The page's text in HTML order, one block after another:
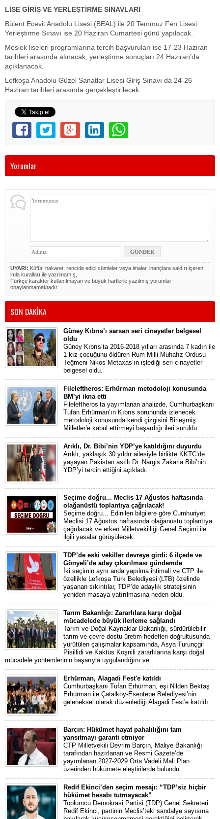
LİSE GİRİŞ VE YERLEŞTİRME SINAVLARI
Bülent Ecevit Anadolu Lisesi (BEAL) ile 20 Temmuz Fen Lisesi
Yerleştirme Sınavı ise 20 Haziran Cumartesi günü yapılacak.
Meslek liseleri programlarına tercih başvuruları ise 17-23 Haziran
tarihleri arasında alınacak, yerleştirme sonuçları 24 Haziran’da
açıklanacak.
Lefkoşa Anadolu Güzel Sanatlar Lisesi Giriş Sınavı da 24-26
Haziran tarihleri arasında gerçekleştirilecek.
Yorumlar
UYARI: Küfür, hakaret, rencide edici cümleler veya imalar, inançlara saldırı içeren,
imla kuralları ile yazılmamış,
Türkçe karakter kullanılmayan ve büyük harflerle yazılmış yorumlar
onaylanmamaktadır.
SON DAKİKA
Güney Kıbrıs’ı sarsan seri cinayetler belgesel
oldu
Güney Kıbrıs’ta 2016-2018 yılları arasında 7 kadın ile
1 kız çocuğunu öldüren Rum Milli Muhafız Ordusu
Teğmeni Nikos Metaxas’ın işlediği seri cinayetler
belgesel oldu.
Fileleftheros: Erhürman metodoloji konusunda
BM’yi ikna etti
Fileleftheros’ta yayımlanan analizde, Cumhurbaşkanı
Tufan Erhürman’ın Kıbrıs sorununda izlenecek
metodoloji konusunda kendi çizgisini Birleşmiş
Milletler’e kabul ettirmeyi başardığı ileri sürüldü.
Arıklı, Dr. Bibi’nin YDP’ye katıldığını duyurdu
Arıklı, yaklaşık 30 yıldır ailesiyle birlikte KKTC’de
yaşayan Pakistan asıllı Dr. Nargis Zakaria Bibi’nin
YDP’yi tercih ettiğini açıkladı.
Seçime doğru... Meclis 17 Ağustos haftasında
olağanüstü toplantıya çağrılacak!
Seçime doğru... Edinilen bilgilere göre Cumhuriyet
Meclisi 17 Ağustos haftasında olağanüstü toplantıya
çağrılacak ve erken Milletvekilliği Genel Seçimi ile
ilgili yasalar görüşülecek.
TDP’de eski vekiller devreye girdi: 6 ilçede ve
Gönyeli’de aday çıkarılması gündemde
İki seçimin aynı anda yapılma ihtimali ve CTP ile
özellikle Lefkoşa Türk Belediyesi (LTB) özelinde
yaşanan sıkıntılar, TDP’de adaylık stratejisinin
yeniden masaya yatırılmasına neden oldu.
Tarım Bakanlığı: Zararlılara karşı doğal
mücadelede büyük ilerleme sağlandı
Tarım ve Doğal Kaynaklar Bakanlığı, sürdürülebilir
tarım ve çevre dostu üretim hedefleri doğrultusunda
yürütülen çalışmalar kapsamında, Asya Turunçgil
Pisillidi ve Kaktüs Koşnili zararlılarına karşı doğal
mücadele yöntemlerinin başarıyla uygulandığını ve
Erhürman, Alagadi Fest'e katıldı
Cumhurbaşkanı Tufan Erhürman, eşi Nilden Bektaş
Erhürman ile Çatalköy-Esentepe Belediyesi’nin
geleneksel olarak düzenlediği Alagadi Fest'e katıldı.
Barçın: Hükümet hayat pahalılığını tam
yansıtmayı garanti etmiyor
CTP Milletvekili Devrim Barçın, Maliye Bakanlığı
tarafından hazırlanan ve Resmi Gazete’de
yayımlanan 2027-2029 Orta Vadeli Mali Plan
üzerinden hükümete eleştirilerde bulundu.
Redif Ekinci’den seçim mesajı: “TDP’siz hiçbir
hükümet hesabı tutmayacak”
Toplumcu Demokrasi Partisi (TDP) Genel Sekreteri
Redif Ekinci, partinin Meclis’teki sandalye sayısına